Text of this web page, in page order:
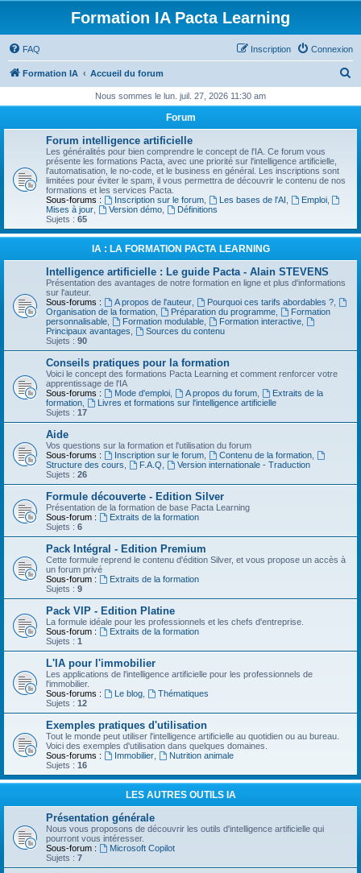
Formation IA Pacta Learning
FAQ Connexion
Inscription
Formation IA Accueil du forum
h
e
Nous sommes le lun. juil. 27, 2026 11:30 am
Forum
Forum intelligence artificielle
Les généralités pour bien comprendre le concept de l'IA. Ce forum vous
présente les formations Pacta, avec une priorité sur l'intelligence artificielle,
l'automatisation, le no-code, et le business en général. Les inscriptions sont
limitées pour éviter le spam, il vous permettra de découvrir le contenu de nos
formations et les services Pacta.
Sous-forums :
Inscription sur le forum, Les bases de l'AI Emploi,
Mises à jour
Version démo,
Définitions
Sujets : 65
IA : LA FORMATION PACTA LEARNING
Intelligence artificielle : Le guide Pacta - Alain STEVENS
Présentation des avantages de notre formation en ligne et plus d'informations
sur l'auteur.
Sous-forums :
A propos de l'auteur, Pourquoi ces tarifs abordables ?,
Organisation de la formation
Préparation du programme,
Formation
personnalisable
Formation modulable, Formation interactive,
Principaux avantages
Sources du contenu
Sujets : 90
Conseils pratiques pour la formation
Voici le concept des formations Pacta Learning et comment renforcer votre
apprentissage de l'IA
Sous-forums :
Mode d'emploi, A propos du forum,
Extraits de la
formation
Livres et formations sur l'intelligence artificielle
Sujets : 17
Aide
Vos questions sur la formation et l'utilisation du forum
Sous-forums :
Inscription sur le forum, Contenu de la formation,
Structure des cours
F.A.Q
Version internationale - Traduction
Sujets : 26
Formule découverte - Edition Silver
Présentation de la formation de base Pacta Learning
Sous-forum :
Extraits de la formation
Sujets : 6
Pack Intégral - Edition Premium
Cette formule reprend le contenu d'édition Silver, et vous propose un accès à
un forum privé
Sous-forum :
Extraits de la formation
Sujets : 9
Pack VIP - Edition Platine
La formule idéale pour les professionnels et les chefs d'entreprise.
Sous-forum :
Extraits de la formation
Sujets : 1
L'IA pour l'immobilier
Les applications de l'intelligence artificielle pour les professionnels de
l'immobilier.
Sous-forums :
Le blog,
Thématiques
Sujets : 12
Exemples pratiques d'utilisation
Tout le monde peut utiliser l'intelligence artificielle au quotidien ou au bureau.
Voici des exemples d'utilisation dans quelques domaines.
Sous-forums :
Immobilier,
Nutrition animale
Sujets : 16
LES AUTRES OUTILS IA
Présentation générale
Nous vous proposons de découvrir les outils d'intelligence artificielle qui
pourront vous intéresser.
Sous-forum :
Microsoft Copilot
Sujets : 7